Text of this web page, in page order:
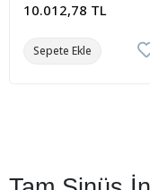
10.012,78 TL
Sepete Ekle